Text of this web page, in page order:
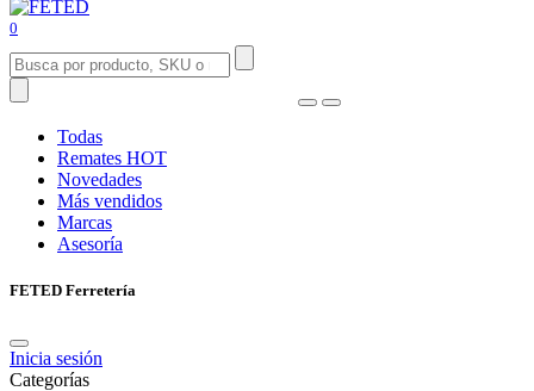
0
Todas
Remates HOT
Novedades
Más vendidos
Marcas
Asesoría
FETED Ferretería
Inicia sesión
Categorías